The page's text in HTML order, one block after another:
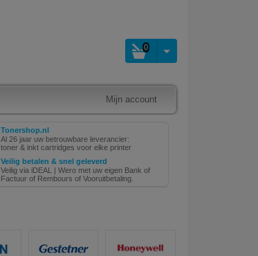
0
Mijn account
Tonershop.nl
Al 26 jaar uw betrouwbare leverancier:
toner & inkt cartridges voor elke printer
Veilig betalen & snel geleverd
Veilig via iDEAL | Wero met uw eigen Bank of
Factuur of Rembours of Vooruitbetaling.